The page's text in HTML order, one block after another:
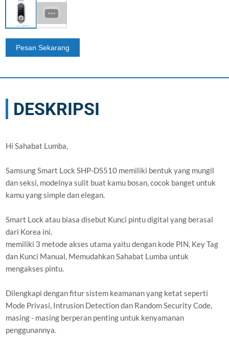
DESKRIPSI
Hi Sahabat Lumba,
Samsung Smart Lock SHP-DS510 memiliki bentuk yang mungil
dan seksi, modelnya sulit buat kamu bosan, cocok banget untuk
kamu yang simple dan elegan.
Smart Lock atau biasa disebut Kunci pintu digital yang berasal
dari Korea ini.
memiliki 3 metode akses utama yaitu dengan kode PIN, Key Tag
dan Kunci Manual, Memudahkan Sahabat Lumba untuk
mengakses pintu.
Dilengkapi dengan fitur sistem keamanan yang ketat seperti
Mode Privasi, Intrusion Detection dan Random Security Code,
masing - masing berperan penting untuk kenyamanan
penggunannya.